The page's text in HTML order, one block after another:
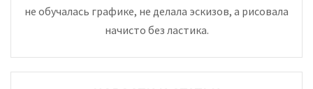
не обучалась графике, не делала эскизов, а рисовала
начисто без ластика.